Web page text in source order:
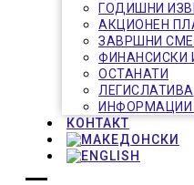
ГОДИШНИ
АКЦИОНЕН
ЗАВРШНИ
ФИНАНСИСКИ
ОСТАНАТИ
ЛЕГИСЛАТИВА
ИНФОРМАЦИИ
КОНТАКТ